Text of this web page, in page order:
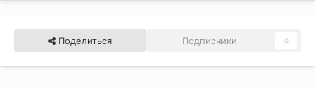
Поделиться Подписчики 0